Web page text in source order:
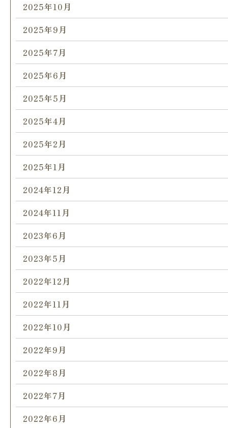
2025年10月
2025年9月
2025年7月
2025年6月
2025年5月
2025年4月
2025年2月
2025年1月
2024年12月
2024年11月
2023年6月
2023年5月
2022年12月
2022年11月
2022年10月
2022年9月
2022年8月
2022年7月
2022年6月